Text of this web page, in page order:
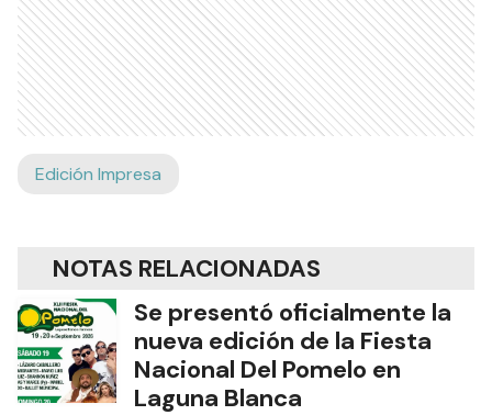
Edición Impresa
NOTAS RELACIONADAS
Se presentó oficialmente la
nueva edición de la Fiesta
Nacional Del Pomelo en
Laguna Blanca